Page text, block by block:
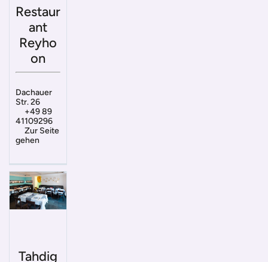
Restaur
ant
Reyho
on
Dachauer
Str. 26
+49 89
41109296
Zur Seite
gehen
Tahdig